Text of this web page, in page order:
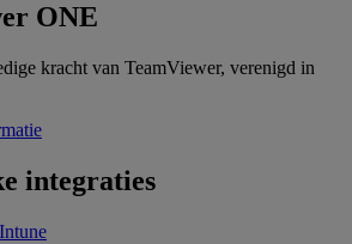
ONE
kracht van TeamViewer, verenigd in
integraties